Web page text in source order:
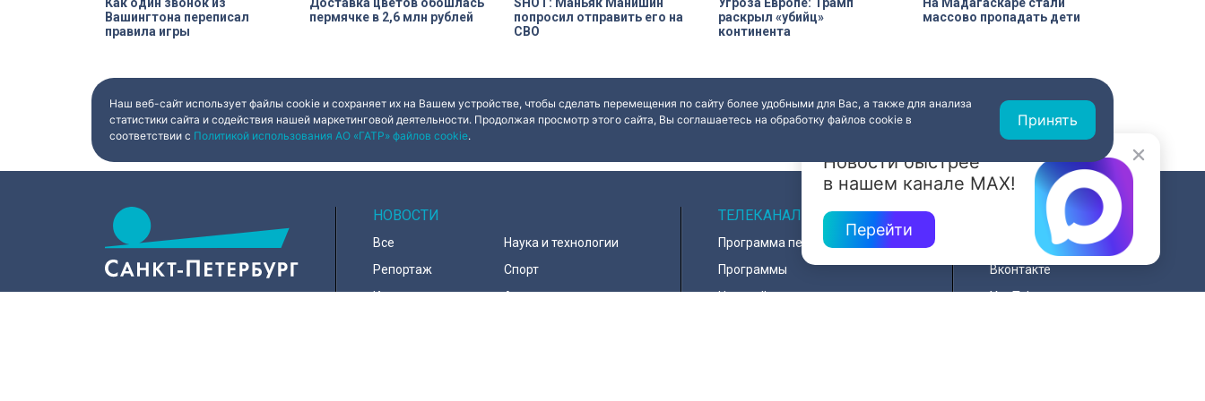
Как один звонок из
Вашингтона переписал
правила игры
Доставка цветов обошлась
пермячке в 2,6 млн рублей
SHOT: Маньяк Манишин
попросил отправить его на
СВО
Угроза Европе: Трамп
раскрыл «убийц»
континента
На Мадагаскаре стали
массово пропадать дети
Новости быстрее
в нашем канале MAX!
Перейти
Наш веб-сайт использует файлы cookie и сохраняет их на Вашем устройстве, чтобы сделать перемещения по сайту более удобными для Вас, а также для анализа
статистики сайта и содействия нашей маркетинговой деятельности. Продолжая просмотр этого сайта, Вы соглашаетесь на обработку файлов cookie в
соответствии с Политикой использования АО «ГАТР» файлов cookie.
Принять
НОВОСТИ
Все
Репортаж
Коронавирус
Наука и технологии
Спорт
Армия
ТЕЛЕКАНАЛ
Программа передач
Программы
Настройка канала
Вконтакте
YouTube